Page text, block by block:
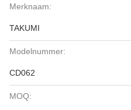
Merknaam:
TAKUMI
Modelnummer:
CD062
MOQ: